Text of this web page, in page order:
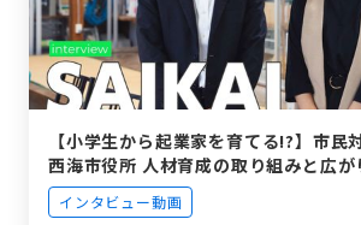
【小学生から起業家を育てる!?】市民
西海市役所 人材育成の取り組みと広が
インタビュー動画